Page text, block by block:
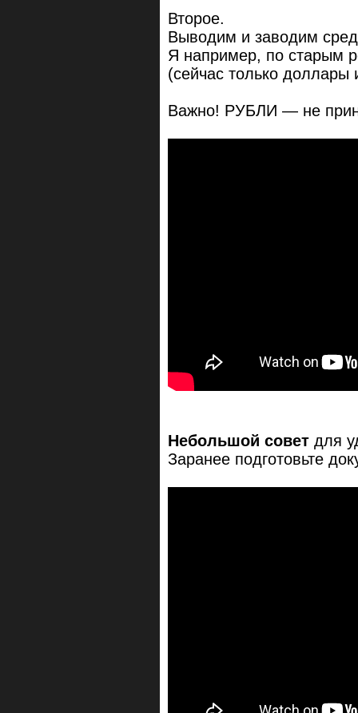
Второе.
Выводим и заводим
Я например, по старым
(сейчас только доллары
Важно! РУБЛИ — не
Небольшой совет для
Заранее подготовьте